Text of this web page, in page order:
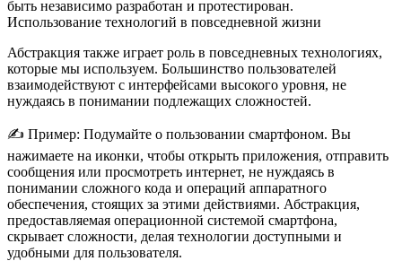
быть независимо разработан и протестирован.
Использование технологий в повседневной жизни
Абстракция также играет роль в повседневных технологиях,
которые мы используем. Большинство пользователей
взаимодействуют с интерфейсами высокого уровня, не
нуждаясь в понимании подлежащих сложностей.
✍️ Пример: Подумайте о пользовании смартфоном. Вы
нажимаете на иконки, чтобы открыть приложения, отправить
сообщения или просмотреть интернет, не нуждаясь в
понимании сложного кода и операций аппаратного
обеспечения, стоящих за этими действиями. Абстракция,
предоставляемая операционной системой смартфона,
скрывает сложности, делая технологии доступными и
удобными для пользователя.